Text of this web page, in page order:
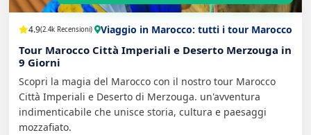
4.9(2.4k Recensioni) Viaggio in Marocco: tutti i tour Marocco
Tour Marocco Città Imperiali e Deserto Merzouga in
9 Giorni
Scopri la magia del Marocco con il nostro tour Marocco
Città Imperiali e Deserto di Merzouga. un'avventura
indimenticabile che unisce storia, cultura e paesaggi
mozzafiato.